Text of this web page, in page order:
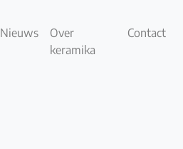
Nieuws
Over
keramika
Contact